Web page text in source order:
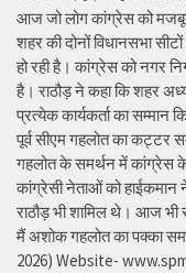
आज जो लोग कांग्रेस को
शहर की दोनों विधानसभा
हो रही है। कांग्रेस को नगर
है। राठौड़ ने कहा कि शहर
प्रत्येक कार्यकर्ता का सम्मान
पूर्व सीएम गहलोत का कट्टर
गहलोत के समर्थन में कांग्रेस
कांग्रेसी नेताओं को हाईकमान
राठौड़ भी शामिल थे। आज भी
मैं अशोक गहलोत का पक्का
2026) Website-